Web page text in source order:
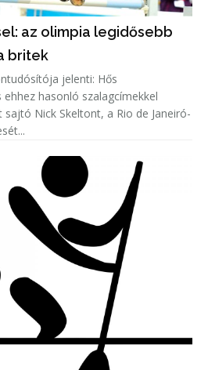
az olimpia legidősebb
britek
jelenti: Hős
hasonló szalagcímekkel
Nick Skeltont, a Rio de Janeiró-